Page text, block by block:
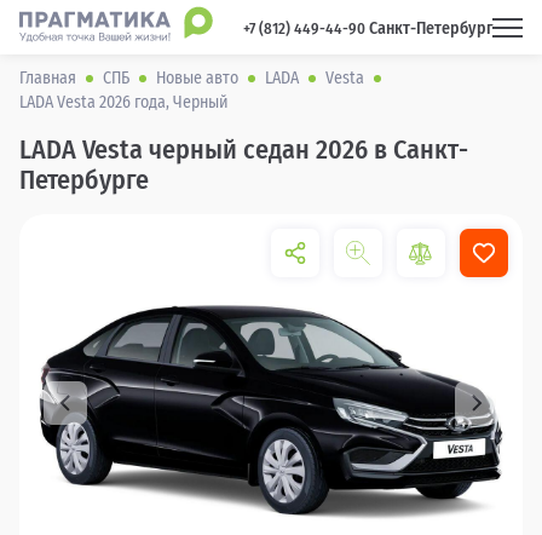
+7 (812) 449-44-90 Санкт-Петербург
Главная СПБ Новые авто LADA
Vesta
LADA Vesta 2026 года, Черный
LADA Vesta черный седан 2026 в Санкт-
Петербурге